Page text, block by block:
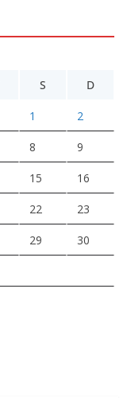
S D
1 2
8 9
15 16
22 23
29 30